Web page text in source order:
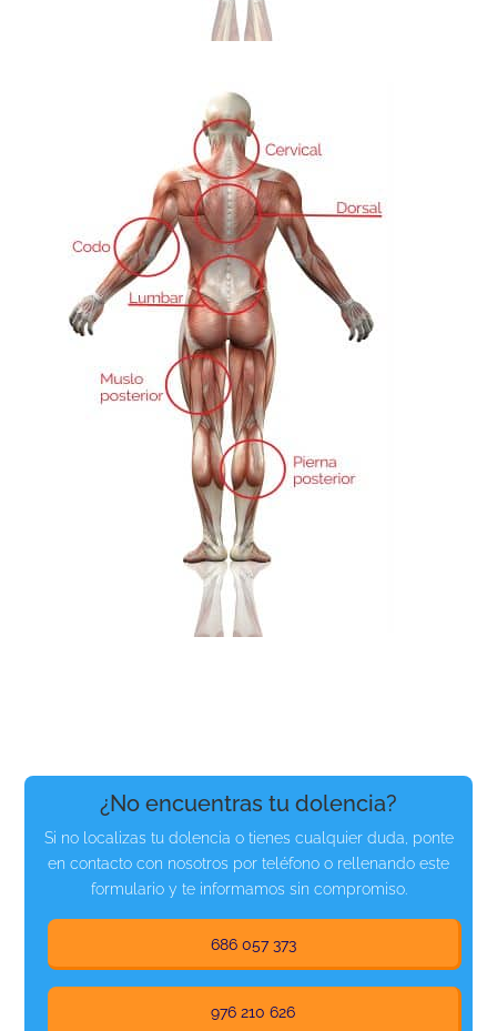
¿No encuentras tu dolencia?
Si no localizas tu dolencia o tienes cualquier duda, ponte
en contacto con nosotros por teléfono o rellenando este
formulario y te informamos sin compromiso.
686 057 373
976 210 626